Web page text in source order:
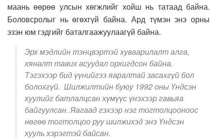
маань өөрөө улсын хөгжлийг хойш нь татаад байна.
Боловсролыг нь өгөхгүй байна. Ард түмэн энэ орны
эзэн юм гэдгийг баталгаажуулаагүй байна.
Эрх мэдлийн тэнцвэртэй хуваарилалт алга,
хяналт тавих асуудал орхигдсон байна.
Тэгэхээр бид үүнийгээ яаралтай засахгүй бол
болохгүй. Шилжилтийн буюу 1992 оны Үндсэн
хуулийг батлалцсан хүмүүс үнэхээр гавьяа
байгуулсан. Яагаад гэхээр нэг тогтолцооноос
нөгөө тогтолцоо руу шилжихэд энэ Үндсэн
хууль хэрэгтэй байсан.